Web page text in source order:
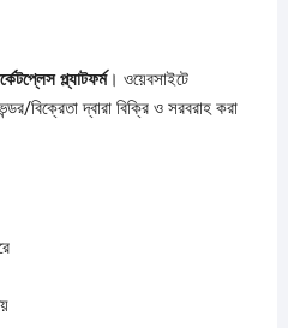
প্ল্যাটফর্ম। ওয়েবসাইটে
বিক্রেতা দ্বারা বিক্রি ও সরবরাহ করা